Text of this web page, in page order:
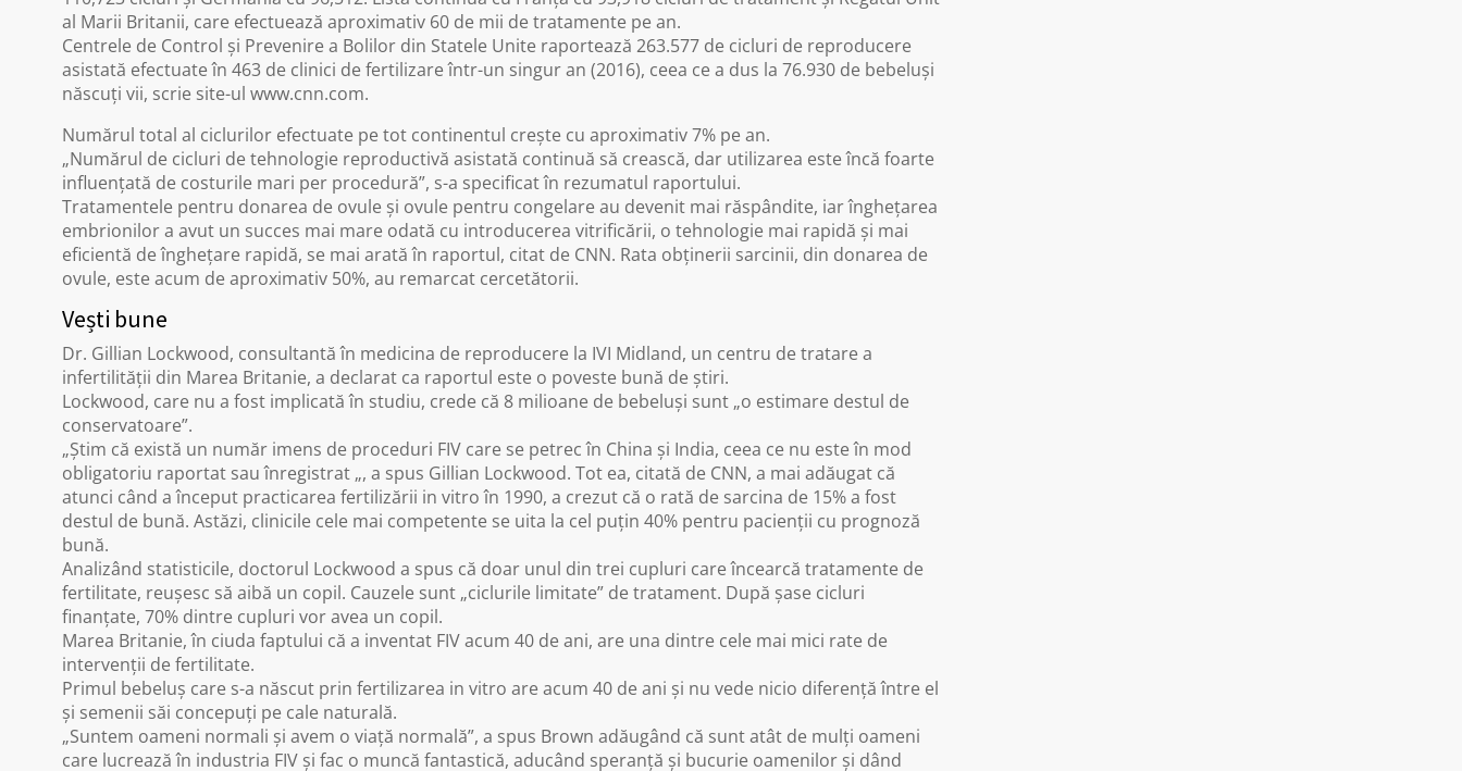
al Marii Britanii, care efectuează aproximativ 60 de mii de tratamente pe an.
Centrele de Control și Prevenire a Bolilor din Statele Unite raportează 263.577 de cicluri de reproducere
asistată efectuate în 463 de clinici de fertilizare într-un singur an (2016), ceea ce a dus la 76.930 de bebeluși
născuți vii, scrie site-ul www.cnn.com.
Numărul total al ciclurilor efectuate pe tot continentul crește cu aproximativ 7% pe an.
„Numărul de cicluri de tehnologie reproductivă asistată continuă să crească, dar utilizarea este încă foarte
influențată de costurile mari per procedură”, s-a specificat în rezumatul raportului.
Tratamentele pentru donarea de ovule și ovule pentru congelare au devenit mai răspândite, iar înghețarea
embrionilor a avut un succes mai mare odată cu introducerea vitrificării, o tehnologie mai rapidă și mai
eficientă de înghețare rapidă, se mai arată în raportul, citat de CNN. Rata obținerii sarcinii, din donarea de
ovule, este acum de aproximativ 50%, au remarcat cercetătorii.
Vești bune
Dr. Gillian Lockwood, consultantă în medicina de reproducere la IVI Midland, un centru de tratare a
infertilității din Marea Britanie, a declarat ca raportul este o poveste bună de știri.
Lockwood, care nu a fost implicată în studiu, crede că 8 milioane de bebeluși sunt „o estimare destul de
conservatoare”.
„Știm că există un număr imens de proceduri FIV care se petrec în China și India, ceea ce nu este în mod
obligatoriu raportat sau înregistrat „, a spus Gillian Lockwood. Tot ea, citată de CNN, a mai adăugat că
atunci când a început practicarea fertilizării in vitro în 1990, a crezut că o rată de sarcina de 15% a fost
destul de bună. Astăzi, clinicile cele mai competente se uita la cel puțin 40% pentru pacienții cu prognoză
bună.
Analizând statisticile, doctorul Lockwood a spus că doar unul din trei cupluri care încearcă tratamente de
fertilitate, reușesc să aibă un copil. Cauzele sunt „ciclurile limitate” de tratament. După șase cicluri
finanțate, 70% dintre cupluri vor avea un copil.
Marea Britanie, în ciuda faptului că a inventat FIV acum 40 de ani, are una dintre cele mai mici rate de
intervenții de fertilitate.
Primul bebeluș care s-a născut prin fertilizarea in vitro are acum 40 de ani și nu vede nicio diferență între el
și semenii săi concepuți pe cale naturală.
„Suntem oameni normali și avem o viață normală”, a spus Brown adăugând că sunt atât de mulți oameni
care lucrează în industria FIV și fac o muncă fantastică, aducând speranță și bucurie oamenilor și dând